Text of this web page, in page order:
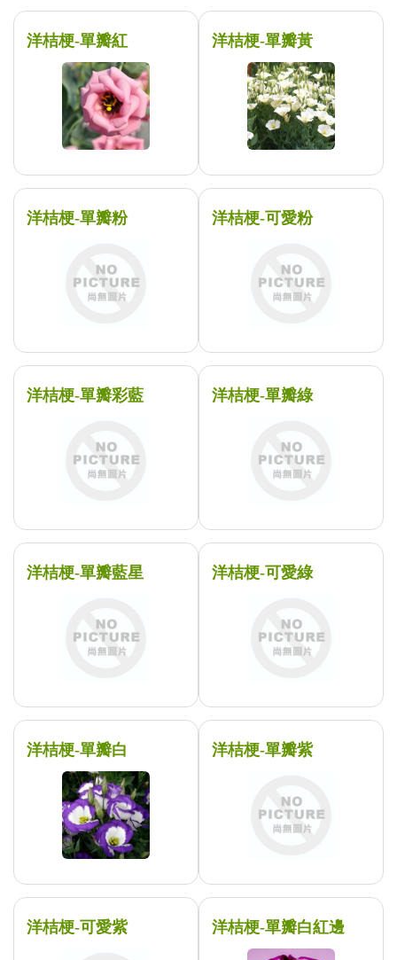
洋桔梗-單瓣紅 洋桔梗-單瓣黃
洋桔梗-單瓣粉 洋桔梗-可愛粉
洋桔梗-單瓣彩藍 洋桔梗-單瓣綠
洋桔梗-單瓣藍星 洋桔梗-可愛綠
洋桔梗-單瓣白 洋桔梗-單瓣紫
洋桔梗-可愛紫 洋桔梗-單瓣白紅邊